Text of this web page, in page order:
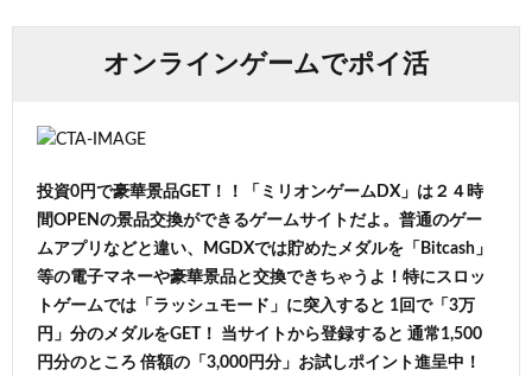
オンラインゲームでポイ活
投資0円で豪華景品GET！！「ミリオンゲームDX」は２４時
間OPENの景品交換ができるゲームサイトだよ。普通のゲー
ムアプリなどと違い、MGDXでは貯めたメダルを「Bitcash」
等の電子マネーや豪華景品と交換できちゃうよ！特にスロッ
トゲームでは「ラッシュモード」に突入すると 1回で「3万
円」分のメダルをGET！ 当サイトから登録すると 通常1,500
円分のところ 倍額の「3,000円分」お試しポイント進呈中！